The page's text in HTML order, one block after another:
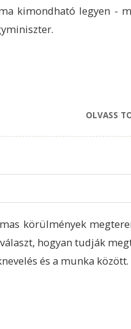
kimondható legyen -
OLVASS
körülmények
hogyan tudják
és a munka között.